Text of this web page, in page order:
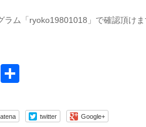
ラム「ryoko19801018」で確認頂けま
Email
twitter Google+